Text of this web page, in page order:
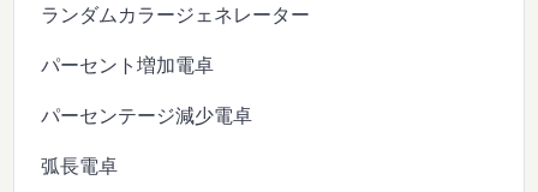
ランダムカラージェネレーター
パーセント増加電卓
パーセンテージ減少電卓
弧長電卓